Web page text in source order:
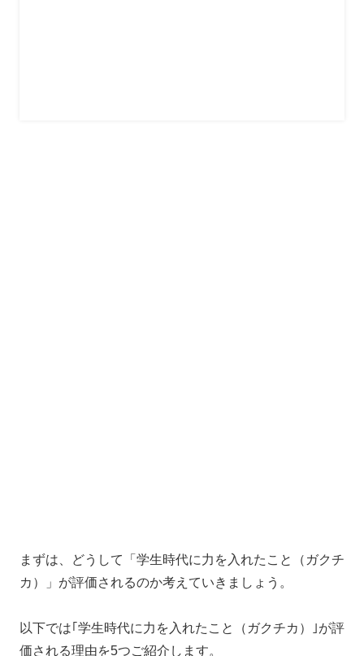
まずは、どうして「学生時代に力を入れたこと（ガクチ
カ）」が評価されるのか考えていきましょう。
以下では｢学生時代に力を入れたこと（ガクチカ）｣が評
価される理由を5つご紹介します。